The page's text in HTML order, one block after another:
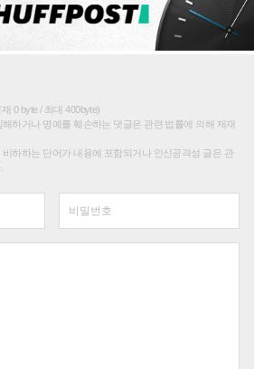
0 byte / 최대 400byte)
하거나 명예를 훼손하는 댓글은 관련 법률에 의해 제재
하하는 단어가 내용에 포함되거나 인신공격성 글은 관